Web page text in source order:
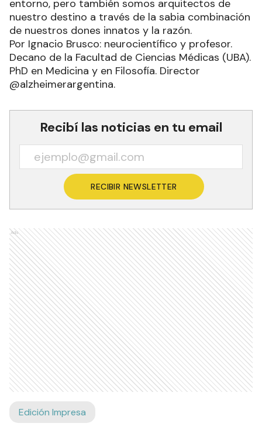
entorno, pero también somos arquitectos de
nuestro destino a través de la sabia combinación
de nuestros dones innatos y la razón.
Por Ignacio Brusco: neurocientífico y profesor.
Decano de la Facultad de Ciencias Médicas (UBA).
PhD en Medicina y en Filosofía. Director
@alzheimerargentina.
Recibí las noticias en tu email
RECIBIR NEWSLETTER
Ads
Edición Impresa